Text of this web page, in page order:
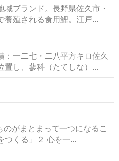
ブランド。長野県佐久市・
殖される食用鯉。江戸...
一二七・二八平方キロ佐久
し、蓼科（たてしな）...
のがまとまって一つになるこ
くる」２ 心を一...